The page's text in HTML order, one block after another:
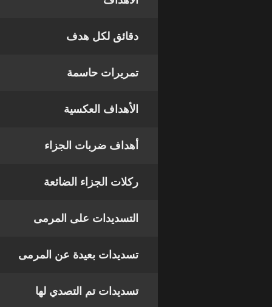
دقائق لكل هدف
تمريرات حاسمة
الأهداف العكسية
أهداف ضربات الجزاء
ركلات الجزاء الضائعة
التسديدات على المرمى
تسديدات بعيدة عن المرمى
تسديدات تم التصدي لها